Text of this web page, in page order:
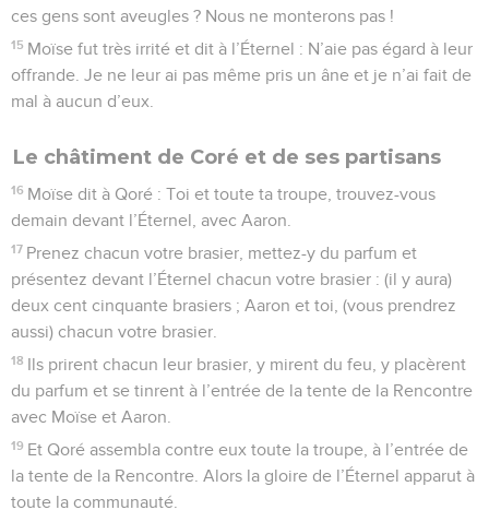
ces gens sont aveugles ? Nous ne monterons pas !
15 Moïse fut très irrité et dit à l’Éternel : N’aie pas égard à leur
offrande. Je ne leur ai pas même pris un âne et je n’ai fait de
mal à aucun d’eux.
Le châtiment de Coré et de ses partisans
16 Moïse dit à Qoré : Toi et toute ta troupe, trouvez-vous
demain devant l’Éternel, avec Aaron.
17 Prenez chacun votre brasier, mettez-y du parfum et
présentez devant l’Éternel chacun votre brasier : (il y aura)
deux cent cinquante brasiers ; Aaron et toi, (vous prendrez
aussi) chacun votre brasier.
18 Ils prirent chacun leur brasier, y mirent du feu, y placèrent
du parfum et se tinrent à l’entrée de la tente de la Rencontre
avec Moïse et Aaron.
19 Et Qoré assembla contre eux toute la troupe, à l’entrée de
la tente de la Rencontre. Alors la gloire de l’Éternel apparut à
toute la communauté.